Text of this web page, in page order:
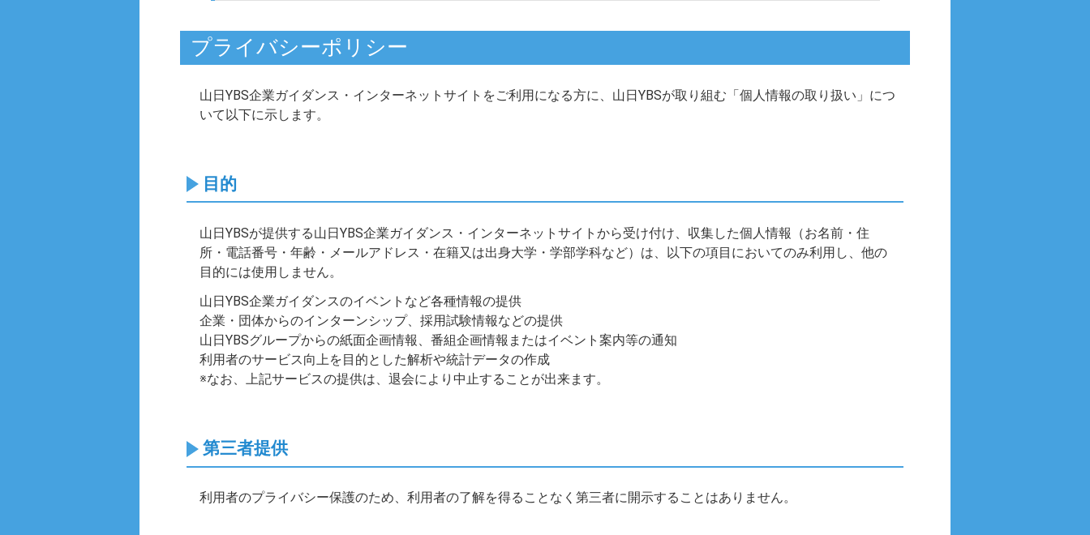
プライバシーポリシー
山日YBS企業ガイダンス・インターネットサイトをご利用になる方に、山日YBSが取り組む「個人情報の取り扱い」につ
いて以下に示します。
目的
山日YBSが提供する山日YBS企業ガイダンス・インターネットサイトから受け付け、収集した個人情報（お名前・住
所・電話番号・年齢・メールアドレス・在籍又は出身大学・学部学科など）は、以下の項目においてのみ利用し、他の
目的には使用しません。
山日YBS企業ガイダンスのイベントなど各種情報の提供
企業・団体からのインターンシップ、採用試験情報などの提供
山日YBSグループからの紙面企画情報、番組企画情報またはイベント案内等の通知
利用者のサービス向上を目的とした解析や統計データの作成
※なお、上記サービスの提供は、退会により中止することが出来ます。
第三者提供
利用者のプライバシー保護のため、利用者の了解を得ることなく第三者に開示することはありません。